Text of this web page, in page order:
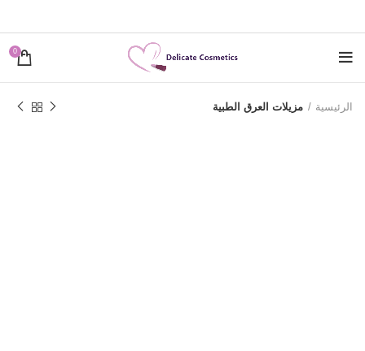
0
الرئيسية مزيلات العرق الطبية